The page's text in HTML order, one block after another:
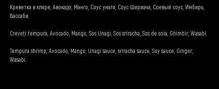
Креветка в кляре, Авокадо, Манго, Соус унаги, Соус Шириача, Соевый соус, Имбирь,
Вассаби.
Creveți tempura, Avocado, Mango, Sos Unagi, Sos sriracha, Sos de soia, Ghimbir, Wasabi.
Tempura shrimp, Avocado, Mango, Unagi sauce, sriracha sauce, Soy sauce, Ginger,
Wasabi.